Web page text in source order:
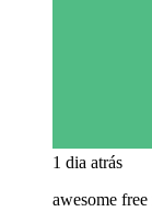
1 dia atrás
awesome